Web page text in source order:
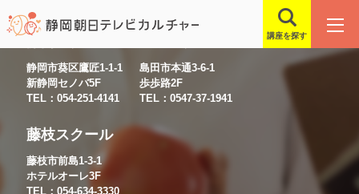
講座を探す
静岡市葵区鷹匠1-1-1
新静岡セノバ5F
TEL：054-251-4141
島田市本通3-6-1
歩歩路2F
TEL：0547-37-1941
藤枝スクール
藤枝市前島1-3-1
ホテルオーレ3F
TEL：054-634-3330